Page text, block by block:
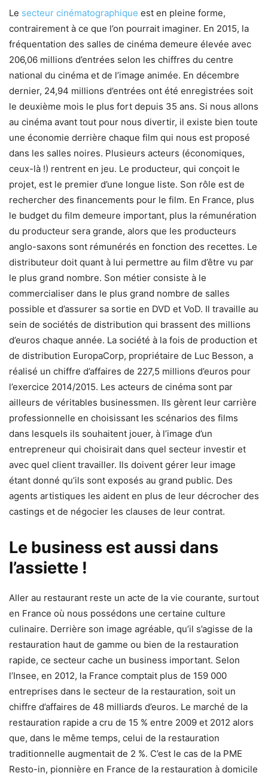
Le secteur cinématographique est en pleine forme,
contrairement à ce que l’on pourrait imaginer. En 2015, la
fréquentation des salles de cinéma demeure élevée avec
206,06 millions d’entrées selon les chiffres du centre
national du cinéma et de l’image animée. En décembre
dernier, 24,94 millions d’entrées ont été enregistrées soit
le deuxième mois le plus fort depuis 35 ans. Si nous allons
au cinéma avant tout pour nous divertir, il existe bien toute
une économie derrière chaque film qui nous est proposé
dans les salles noires. Plusieurs acteurs (économiques,
ceux-là !) rentrent en jeu. Le producteur, qui conçoit le
projet, est le premier d’une longue liste. Son rôle est de
rechercher des financements pour le film. En France, plus
le budget du film demeure important, plus la rémunération
du producteur sera grande, alors que les producteurs
anglo-saxons sont rémunérés en fonction des recettes. Le
distributeur doit quant à lui permettre au film d’être vu par
le plus grand nombre. Son métier consiste à le
commercialiser dans le plus grand nombre de salles
possible et d’assurer sa sortie en DVD et VoD. Il travaille au
sein de sociétés de distribution qui brassent des millions
d’euros chaque année. La société à la fois de production et
de distribution EuropaCorp, propriétaire de Luc Besson, a
réalisé un chiffre d’affaires de 227,5 millions d’euros pour
l’exercice 2014/2015. Les acteurs de cinéma sont par
ailleurs de véritables businessmen. Ils gèrent leur carrière
professionnelle en choisissant les scénarios des films
dans lesquels ils souhaitent jouer, à l’image d’un
entrepreneur qui choisirait dans quel secteur investir et
avec quel client travailler. Ils doivent gérer leur image
étant donné qu’ils sont exposés au grand public. Des
agents artistiques les aident en plus de leur décrocher des
castings et de négocier les clauses de leur contrat.
Le business est aussi dans
l’assiette !
Aller au restaurant reste un acte de la vie courante, surtout
en France où nous possédons une certaine culture
culinaire. Derrière son image agréable, qu’il s’agisse de la
restauration haut de gamme ou bien de la restauration
rapide, ce secteur cache un business important. Selon
l’Insee, en 2012, la France comptait plus de 159 000
entreprises dans le secteur de la restauration, soit un
chiffre d’affaires de 48 milliards d’euros. Le marché de la
restauration rapide a cru de 15 % entre 2009 et 2012 alors
que, dans le même temps, celui de la restauration
traditionnelle augmentait de 2 %. C’est le cas de la PME
Resto-in, pionnière en France de la restauration à domicile